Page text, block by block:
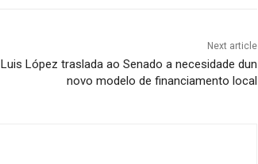
Next article
Luis López traslada ao Senado a necesidade dun
novo modelo de financiamento local